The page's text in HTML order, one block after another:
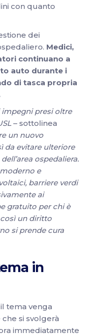
con quanto
dei
Medici,
continuano a
auto durante i
di tasca propria
presi oltre
– sottolinea
un nuovo
da evitare ulteriore
ospedaliera.
e
barriere verdi
ai
gratuito per chi è
un diritto
si prende cura
in
tema venga
si svolgerà
immediatamente